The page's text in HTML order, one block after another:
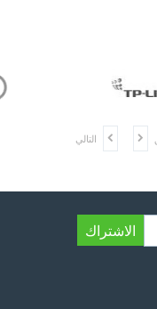
التالي
الاشتراك